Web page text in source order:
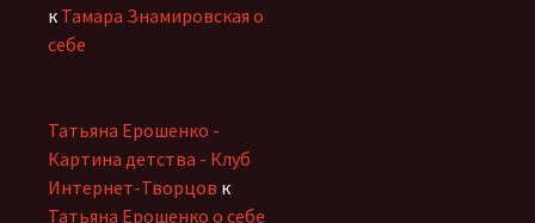
к Тамара Знамировская о
себе
Татьяна Ерошенко -
Картина детства - Клуб
Интернет-Творцов к
Татьяна Ерошенко о себе